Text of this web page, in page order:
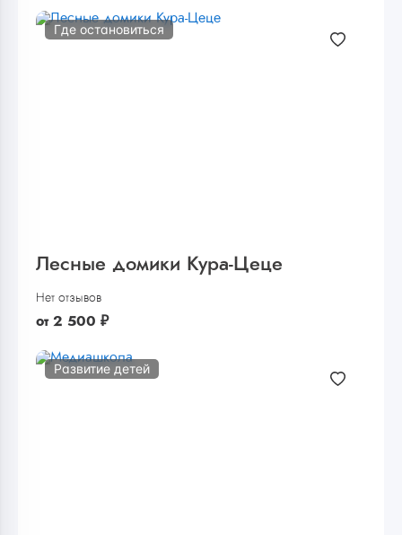
Где остановиться
Лесные домики Кура-Цеце
Нет отзывов
от 2 500 ₽
Развитие детей